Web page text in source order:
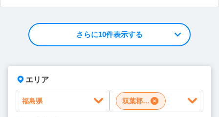
さらに10件表示する
エリア
福島県 双葉郡富岡町